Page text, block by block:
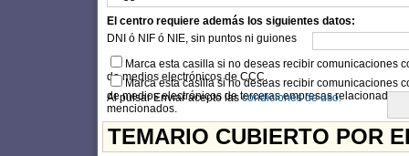
El centro requiere además los siguientes datos:
DNI ó NIF ó NIE, sin puntos ni guiones
Marca esta casilla si no deseas recibir comunicaciones
de medios electrónicos de CCC.
Marca esta casilla si no deseas recibir comunicaciones
de medios electrónicos de terceras empresas relacionadas
mencionados.
Al pulsar Enviar acepto lascondiciones de uso.
TEMARIO CUBIERTO POR